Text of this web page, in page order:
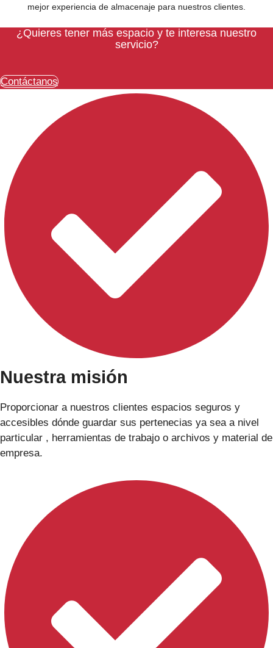
mejor experiencia de almacenaje para nuestros clientes.
¿Quieres tener más espacio y te interesa nuestro
servicio?
Contáctanos
Nuestra misión
Proporcionar a nuestros clientes espacios seguros y
accesibles dónde guardar sus pertenecias ya sea a nivel
particular , herramientas de trabajo o archivos y material de
empresa.